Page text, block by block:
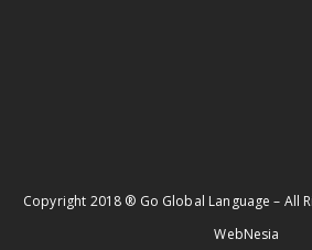
Copyright 2018 ® Go Global Language – All
WebNesia